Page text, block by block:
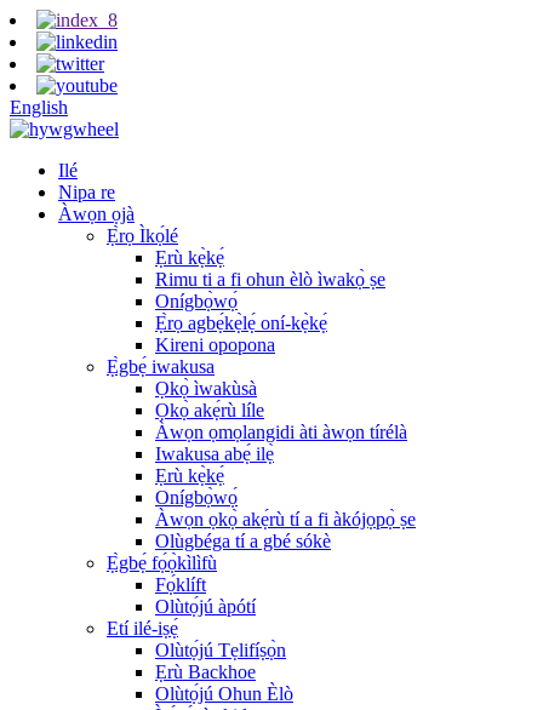
English
Ilé
Nipa re
Àwọn ọjà
Ẹ̀rọ Ìkọ́lé
Ẹrù kẹ̀kẹ́
Rimu ti a fi ohun èlò ìwakọ̀ ṣe
Onígbọ̀wọ́
Ẹ̀rọ agbẹ́kẹ̀lẹ́ oní-kẹ̀kẹ́
Kireni opopona
Ẹ̀gbẹ́ iwakusa
Ọkọ̀ ìwakùsà
Ọkọ̀ akẹ́rù líle
Àwọn ọmọlangidi àti àwọn tírélà
Iwakusa abẹ́ ilẹ̀
Ẹrù kẹ̀kẹ́
Onígbọ̀wọ́
Àwọn ọkọ̀ akẹ́rù tí a fi àkójọpọ̀ ṣe
Olùgbéga tí a gbé sókè
Ẹ̀gbẹ́ fọ́ọ̀kìlìfù
Fọ́klíft
Olùtọ́jú àpótí
Etí ilé-iṣẹ́
Olùtọ́jú Tẹlifíṣọ̀n
Ẹrù Backhoe
Olùtọ́jú Ohun Èlò